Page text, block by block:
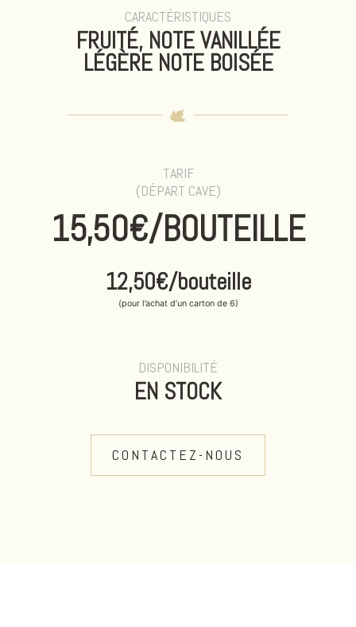
CARACTÉRISTIQUES
FRUITÉ, NOTE VANILLÉE
LÉGÈRE NOTE BOISÉE
TARIF
(DÉPART CAVE)
15,50€/BOUTEILLE
12,50€/bouteille
(pour l’achat d’un carton de 6)
DISPONIBILITÉ
EN STOCK
CONTACTEZ-NOUS